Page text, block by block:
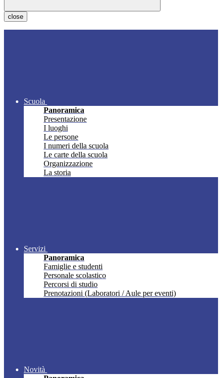
close
Scuola
Panoramica
Presentazione
I luoghi
Le persone
I numeri della scuola
Le carte della scuola
Organizzazione
La storia
Servizi
Panoramica
Famiglie e studenti
Personale scolastico
Percorsi di studio
Prenotazioni (Laboratori / Aule per eventi)
Novità